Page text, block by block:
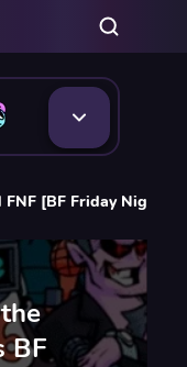
FNF [BF Friday Night
BF